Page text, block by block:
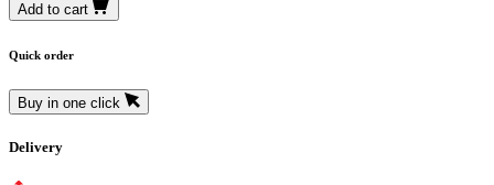
Add to cart
Quick order
Buy in one click
Delivery